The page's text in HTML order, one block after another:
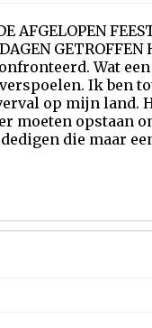
AFGELOPEN
Wat
Ik ben
op mijn land.
moeten opstaan
die maar